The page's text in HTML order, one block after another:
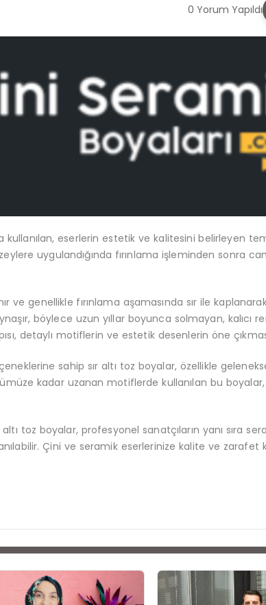
0 Yorum Yapıldı
kullanılan, eserlerin estetik ve kalitesini belirleyen
uygulandığında fırınlama işleminden sonra
ve genellikle fırınlama aşamasında sır ile
böylece uzun yıllar boyunca solmayan, kalıcı
detaylı motiflerin ve estetik desenlerin öne
sahip sır altı toz boyalar, özellikle
kadar uzanan motiflerde kullanılan bu
altı toz boyalar, profesyonel sanatçıların yanı sıra
Çini ve seramik eserlerinize kalite ve zarafet